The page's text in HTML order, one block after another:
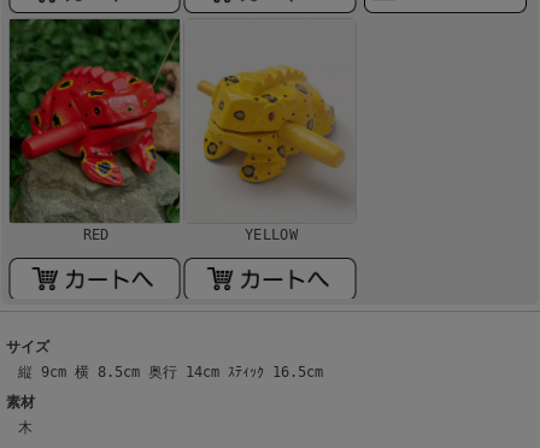
RED YELLOW
サイズ
縦 9cm 横 8.5cm 奥行 14cm ｽﾃｨｯｸ 16.5cm
素材
木